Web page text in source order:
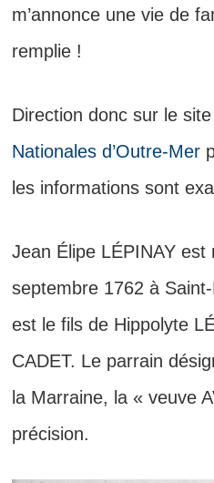
m’annonce une vie de
remplie !
Direction donc sur le
Nationales d’Outre-Mer
les informations sont
Jean Élipe LÉPINAY est
septembre 1762 à
est le fils de Hippolyte
CADET. Le parrain
la Marraine, la « veuve
précision.